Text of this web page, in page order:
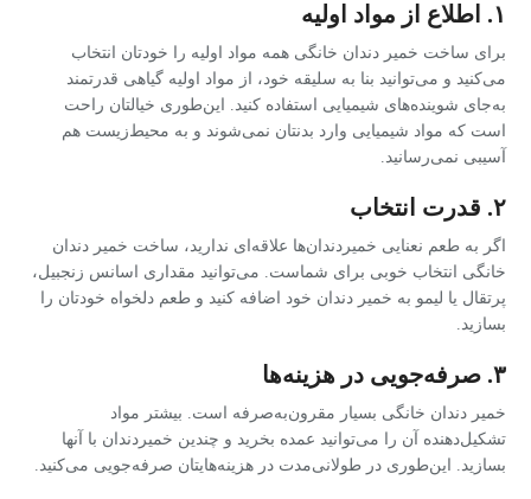
۱. اطلاع از مواد اولیه
برای ساخت خمیر دندان خانگی همه‌ مواد اولیه را خودتان انتخاب
می‌کنید و می‌توانید بنا به سلیقه خود، از مواد اولیه گیاهی قدرتمند
به‌جای شوینده‌های شیمیایی استفاده کنید. این‌طوری خیالتان راحت
است که مواد شیمیایی وارد بدنتان نمی‌شوند و به محیط‌زیست هم
آسیبی نمی‌رسانید.
۲. قدرت انتخاب
اگر به طعم نعنایی خمیردندان‌ها علاقه‌ای ندارید، ساخت خمیر دندان
خانگی انتخاب خوبی برای شماست. می‌توانید مقداری اسانس زنجبیل،
پرتقال یا لیمو به خمیر دندان خود اضافه کنید و طعم دلخواه خودتان را
بسازید.
۳. صرفه‌جویی در هزینه‌ها
خمیر دندان خانگی بسیار مقرون‌به‌صرفه است. بیشتر مواد
تشکیل‌دهنده آن را می‌توانید عمده بخرید و چندین خمیردندان با آنها
بسازید. این‌طوری در طولانی‌مدت در هزینه‌هایتان صرفه‌جویی می‌کنید.